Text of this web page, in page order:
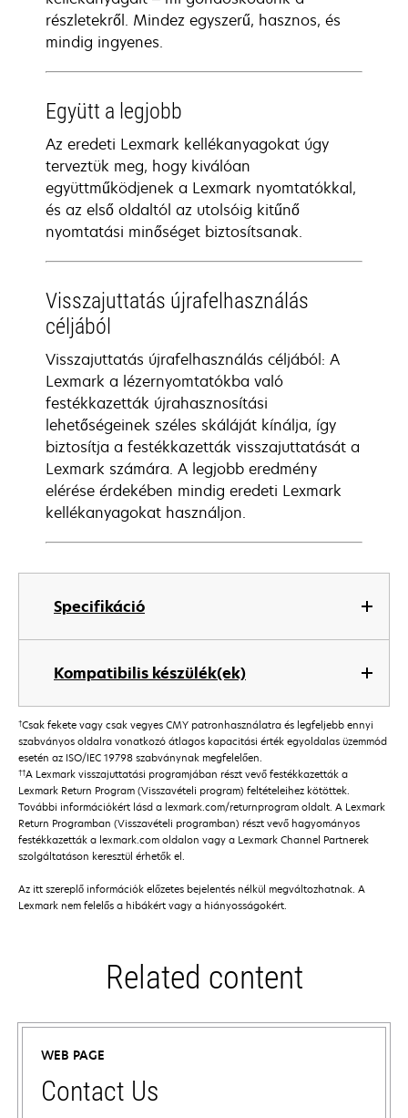
Specifikáció
Kompatibilis készülék(ek)
részletekről. Mindez egyszerű, hasznos, és
mindig ingyenes.
Együtt a legjobb
Az eredeti Lexmark kellékanyagokat úgy
terveztük meg, hogy kiválóan
együttműködjenek a Lexmark nyomtatókkal,
és az első oldaltól az utolsóig kitűnő
nyomtatási minőséget biztosítsanak.
Visszajuttatás újrafelhasználás
céljából
Visszajuttatás újrafelhasználás céljából: A
Lexmark a lézernyomtatókba való
festékkazetták újrahasznosítási
lehetőségeinek széles skáláját kínálja, így
biztosítja a festékkazetták visszajuttatását a
Lexmark számára. A legjobb eredmény
elérése érdekében mindig eredeti Lexmark
kellékanyagokat használjon.
†Csak fekete vagy csak vegyes CMY patronhasználatra és legfeljebb ennyi
szabványos oldalra vonatkozó átlagos kapacitási érték egyoldalas üzemmód
esetén az ISO/IEC 19798 szabványnak megfelelően.
††A Lexmark visszajuttatási programjában részt vevő festékkazetták a
Lexmark Return Program (Visszavételi program) feltételeihez kötöttek.
További információkért lásd a lexmark.com/returnprogram oldalt. A Lexmark
Return Programban (Visszavételi programban) részt vevő hagyományos
festékkazetták a lexmark.com oldalon vagy a Lexmark Channel Partnerek
szolgáltatáson keresztül érhetők el.
Az itt szereplő információk előzetes bejelentés nélkül megváltozhatnak. A
Lexmark nem felelős a hibákért vagy a hiányosságokért.
Related content
WEB PAGE
Contact Us